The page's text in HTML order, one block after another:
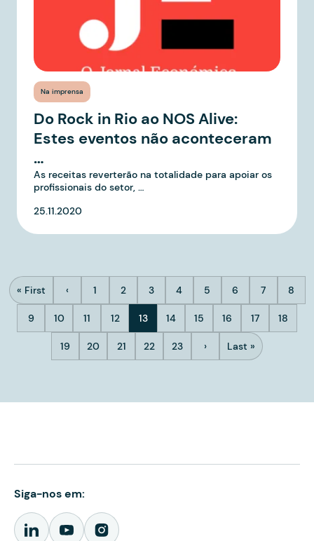
Na imprensa
Do Rock in Rio ao NOS Alive:
Estes eventos não aconteceram
…
As receitas reverterão na totalidade para apoiar os
profissionais do setor, …
25.11.2020
Paginação
Primeira página
« First Página anterior
‹ Página
1 Página
2 Página
3 Página
4 Página
5 Página
6 Página
7 8
Página
9 Página
10 Página
11 Página
12 Página atual
13 Página
14 Página
15 Página
16 Página
17 Página
18
Página
19 Página
20 Página
21 Página
22 Página
23 Próxima página
› Última página
Last »
Siga-nos em: